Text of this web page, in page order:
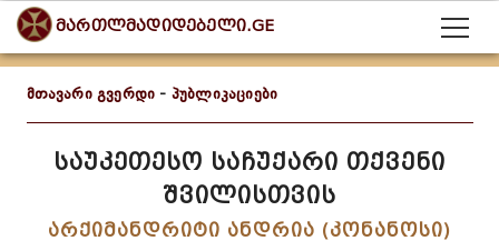
მართლმადიდებელი.GE
მთავარი გვერდი - პუბლიკაციები
საუკეთესო საჩუქარი თქვენი
შვილისთვის
არქიმანდრიტი ანდრია (კონანოსი)